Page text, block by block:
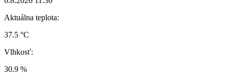
Aktuálna teplota:
37.5 °C
Vlhkosť:
30.9 %